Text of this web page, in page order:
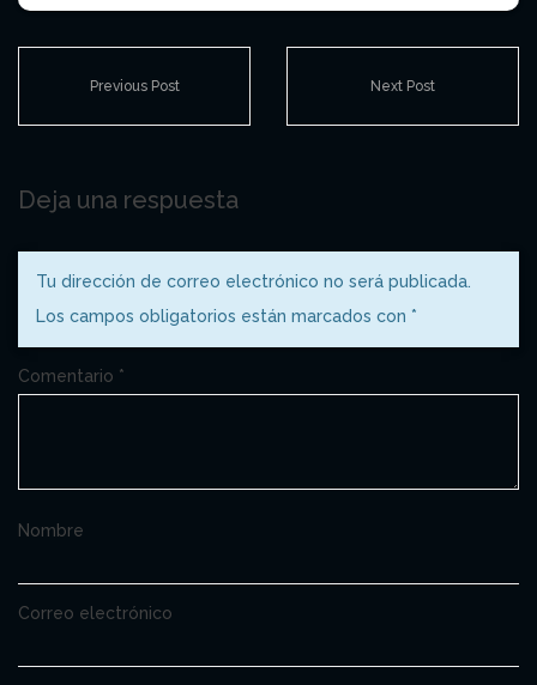
Previous Post Next Post
Deja una respuesta
Tu dirección de correo electrónico no será publicada.
Los campos obligatorios están marcados con *
Comentario *
Nombre
Correo electrónico